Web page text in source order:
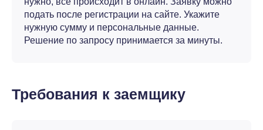
подать после регистрации на сайте. Укажите
нужную сумму и персональные данные.
Решение по запросу принимается за минуты.
Требования к заемщику